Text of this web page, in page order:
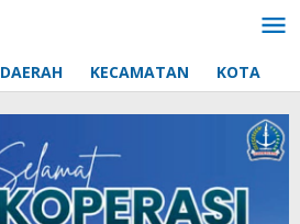
DAERAH KECAMATAN KOTA